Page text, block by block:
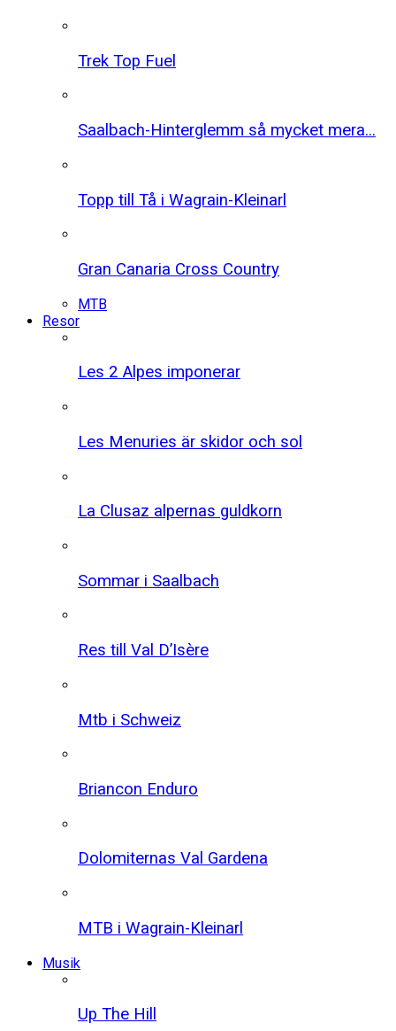
Trek Top Fuel
Saalbach-Hinterglemm så mycket mera...
Topp till Tå i Wagrain-Kleinarl
Gran Canaria Cross Country
MTB
Resor
Les 2 Alpes imponerar
Les Menuries är skidor och sol
La Clusaz alpernas guldkorn
Sommar i Saalbach
Res till Val D’Isère
Mtb i Schweiz
Briancon Enduro
Dolomiternas Val Gardena
MTB i Wagrain-Kleinarl
Musik
Up The Hill